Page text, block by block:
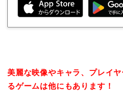
美麗な映像やキャラ、プレイ
るゲームは他にもあります！